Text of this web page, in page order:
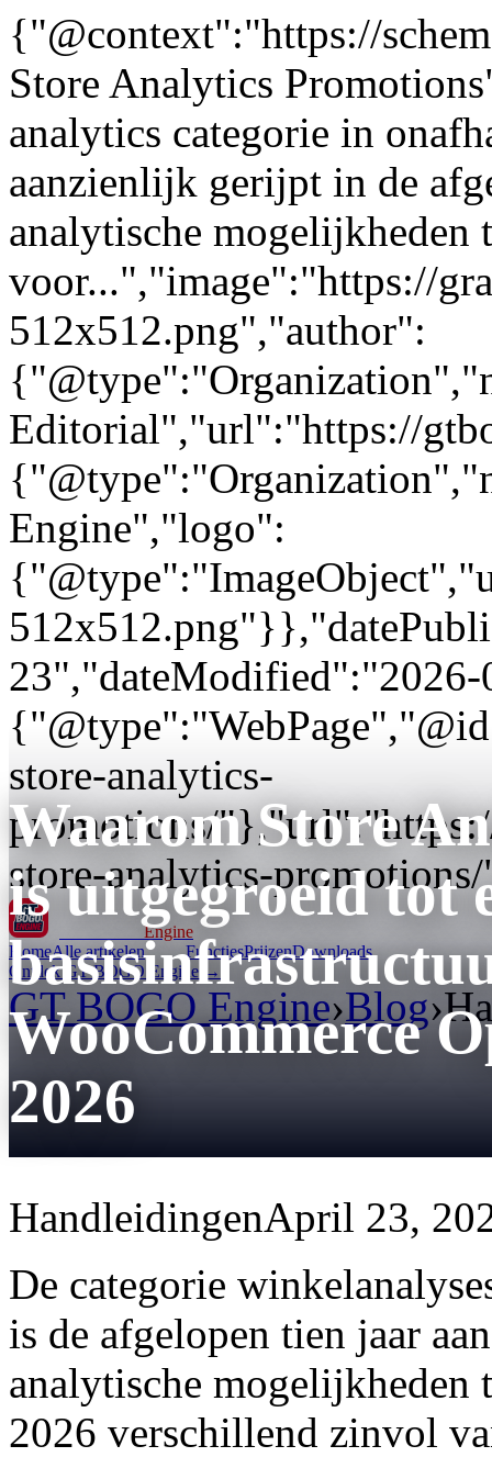
{"@context":"https://
Store Analytics
analytics categorie in
aanzienlijk gerijpt in de
analytische mogelijkheden
voor...","image":"https://
512x512.png","author":
Editorial","url":"https://
Engine","logo":
store-analytics-
promotions/
store-analytics-
GT BOGOEngine
HomeAlle artikelen FunctiesPrijzenDownloads
Ontdek GT BOGO Engine →
GT BOGO Engine›Blog›
Waarom Store
is uitgegroeid tot
WooCommerce
2026
HandleidingenApril 23,
De categorie
is de afgelopen tien jaar
analytische
2026 verschillend zinvol